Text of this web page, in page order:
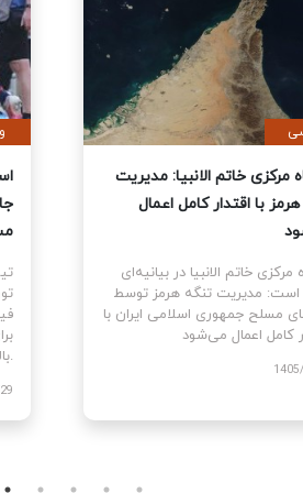
نمایندگان آمریکا قطعنامه
جنگ علیه ایران را تصویب کرد
نمایندگان ایالات متحده
قطعنامه اختیارات جنگی برای
توقف و پایان جنگ علیه ایران را با ۲۱۵
رای موافق در برابر ۲۰۸ رای مخالف
اقتدار کامل اعمال می‌شود.